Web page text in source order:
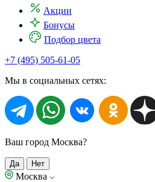
Акции
Бонусы
Подбор цвета
+7 (495) 505-61-05
Мы в социальных сетях:
Ваш город Москва?
Да Нет
Москва